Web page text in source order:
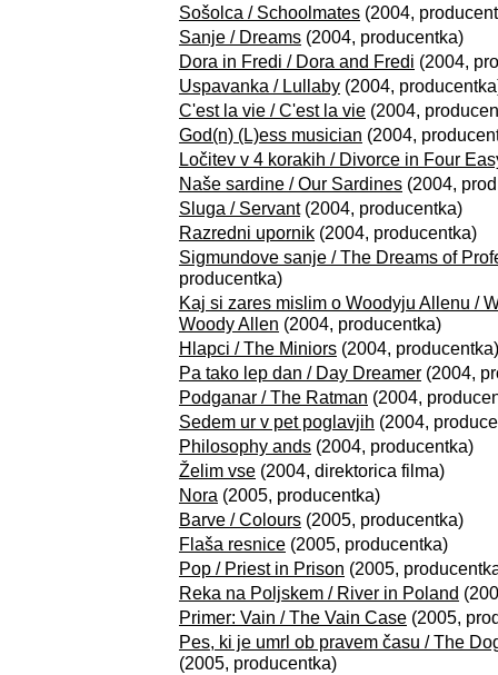
Sošolca / Schoolmates (2004,
Sanje / Dreams (2004, producentka)
Dora in Fredi / Dora and Fredi (2004,
Uspavanka / Lullaby (2004,
C'est la vie / C'est la vie (2004,
God(n) (L)ess musician (2004,
Ločitev v 4 korakih / Divorce in Four
Naše sardine / Our Sardines (2004,
Sluga / Servant(2004, producentka)
Razredni upornik (2004, producentka)
Sigmundove sanje / The Dreams of
producentka)
Kaj si zares mislim o Woodyju Allenu /
Woody Allen (2004, producentka)
Hlapci / The Miniors (2004, producentka)
Pa tako lep dan / Day Dreamer (2004,
Podganar / The Ratman (2004,
Sedem ur v pet poglavjih (2004,
Philosophy ands (2004, producentka)
Želim vse (2004, direktorica filma)
Nora (2005, producentka)
Barve / Colours (2005, producentka)
Flaša resnice (2005, producentka)
Pop / Priest in Prison (2005,
Reka na Poljskem / River in Poland
Primer: Vain / The Vain Case (2005,
Pes, ki je umrl ob pravem času / The
(2005, producentka)